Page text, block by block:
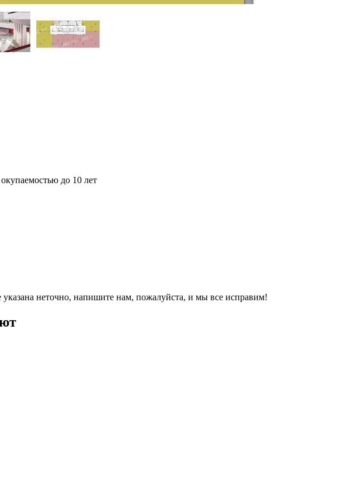
до 10 лет
неточно, напишите нам, пожалуйста, и мы все исправим!